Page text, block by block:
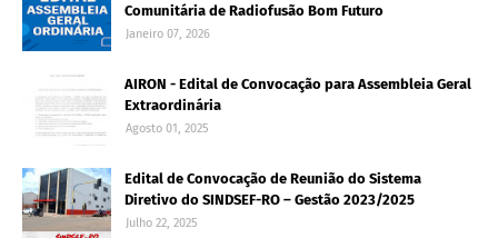
Comunitária de Radiofusão Bom Futuro
Janeiro 07, 2026
AIRON - Edital de Convocação para Assembleia Geral
Extraordinária
Agosto 01, 2025
Edital de Convocação de Reunião do Sistema
Diretivo do SINDSEF-RO – Gestão 2023/2025
Julho 22, 2025